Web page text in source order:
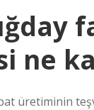
ne
üretiminin